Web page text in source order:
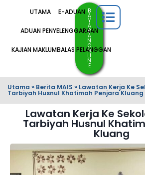
UTAMA E-ADUAN
ADUAN PENYELENGGARAAN
KAJIAN MAKLUMBALAS PELANGGAN
B
A
Y
A
R
A
N
O
N
LI
N
E
Utama » Berita MAIS » Lawatan Kerja Ke
Tarbiyah Husnul Khatimah Penjara Kluang
Lawatan Kerja Ke
Tarbiyah Husnul
Kluang